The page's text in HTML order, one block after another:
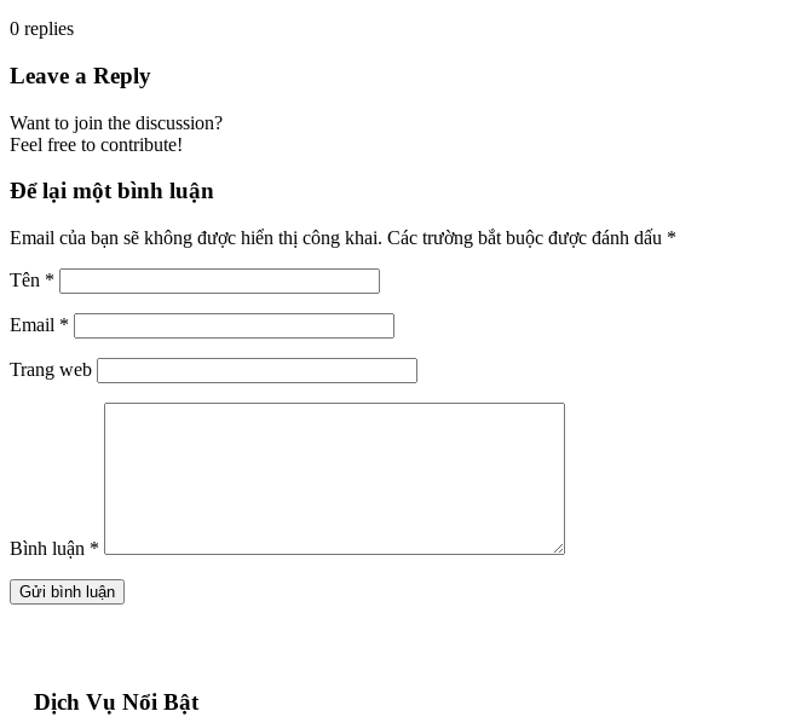
0 replies
Leave a Reply
Want to join the discussion?
Feel free to contribute!
Để lại một bình luận
Email của bạn sẽ không được hiển thị công khai. Các trường bắt buộc được đánh dấu *
Tên *
Email *
Trang web
Bình luận *
Dịch Vụ Nổi Bật